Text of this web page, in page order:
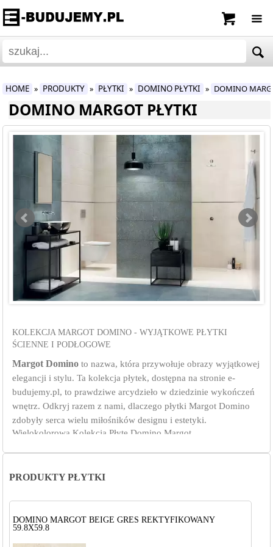
HOME » PRODUKTY » PŁYTKI » DOMINO PŁYTKI » DOMINO
DOMINO MARGOT PŁYTKI
KOLEKCJA MARGOT DOMINO - WYJĄTKOWE PŁYTKI
ŚCIENNE I PODŁOGOWE
Margot Domino to nazwa, która przywołuje obrazy wyjątkowej
elegancji i stylu. Ta kolekcja płytek, dostępna na stronie e-
budujemy.pl, to prawdziwe arcydzieło w dziedzinie wykończeń
wnętrz. Odkryj razem z nami, dlaczego płytki Margot Domino
zdobyły serca wielu miłośników designu i estetyki.
Wielokolorowa Kolekcja Płyte Domino Margot
Domino Margot Green
pasują zarówno do nowoczesnych, minimalistycznych
PRODUKTY PŁYTKI
DOMINO MARGOT BEIGE GRES REKTYFIKOWANY
59.8X59.8